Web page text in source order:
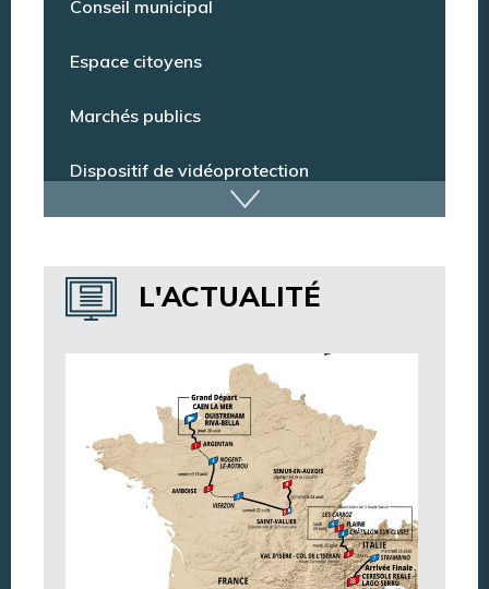
Dispositif de vidéoprotection
Annuaire des services
Annuaire des associations
Argentan Aujourd’hui
L'ACTUALITÉ